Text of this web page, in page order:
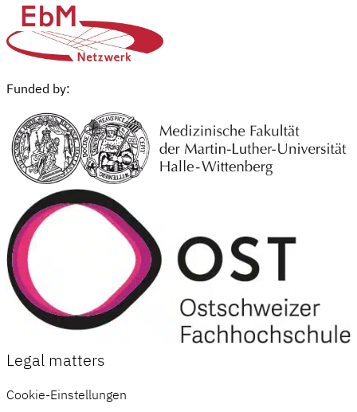
Funded by:
Legal matters
Cookie-Einstellungen